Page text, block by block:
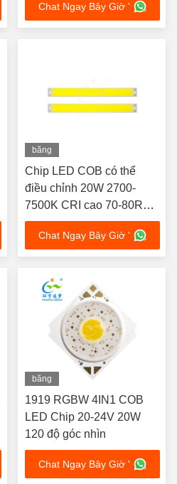
Chat Ngay Bây Giờ '
băng
hình
Chip LED COB có thể
điều chỉnh 20W 2700-
7500K CRI cao 70-80RA
cho đèn bàn và đèn tủ
Chat Ngay Bây Giờ '
băng
hình
1919 RGBW 4IN1 COB
LED Chip 20-24V 20W
120 độ góc nhìn
Chat Ngay Bây Giờ '